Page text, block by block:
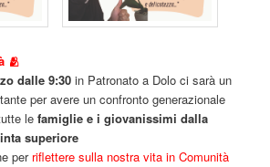
🫂
dalle 9:30 in Patronato a Dolo ci sarà un
per avere un confronto generazionale
lefamiglie e i giovanissimi dalla
superiore
per riflettere sulla nostra vita in Comunità